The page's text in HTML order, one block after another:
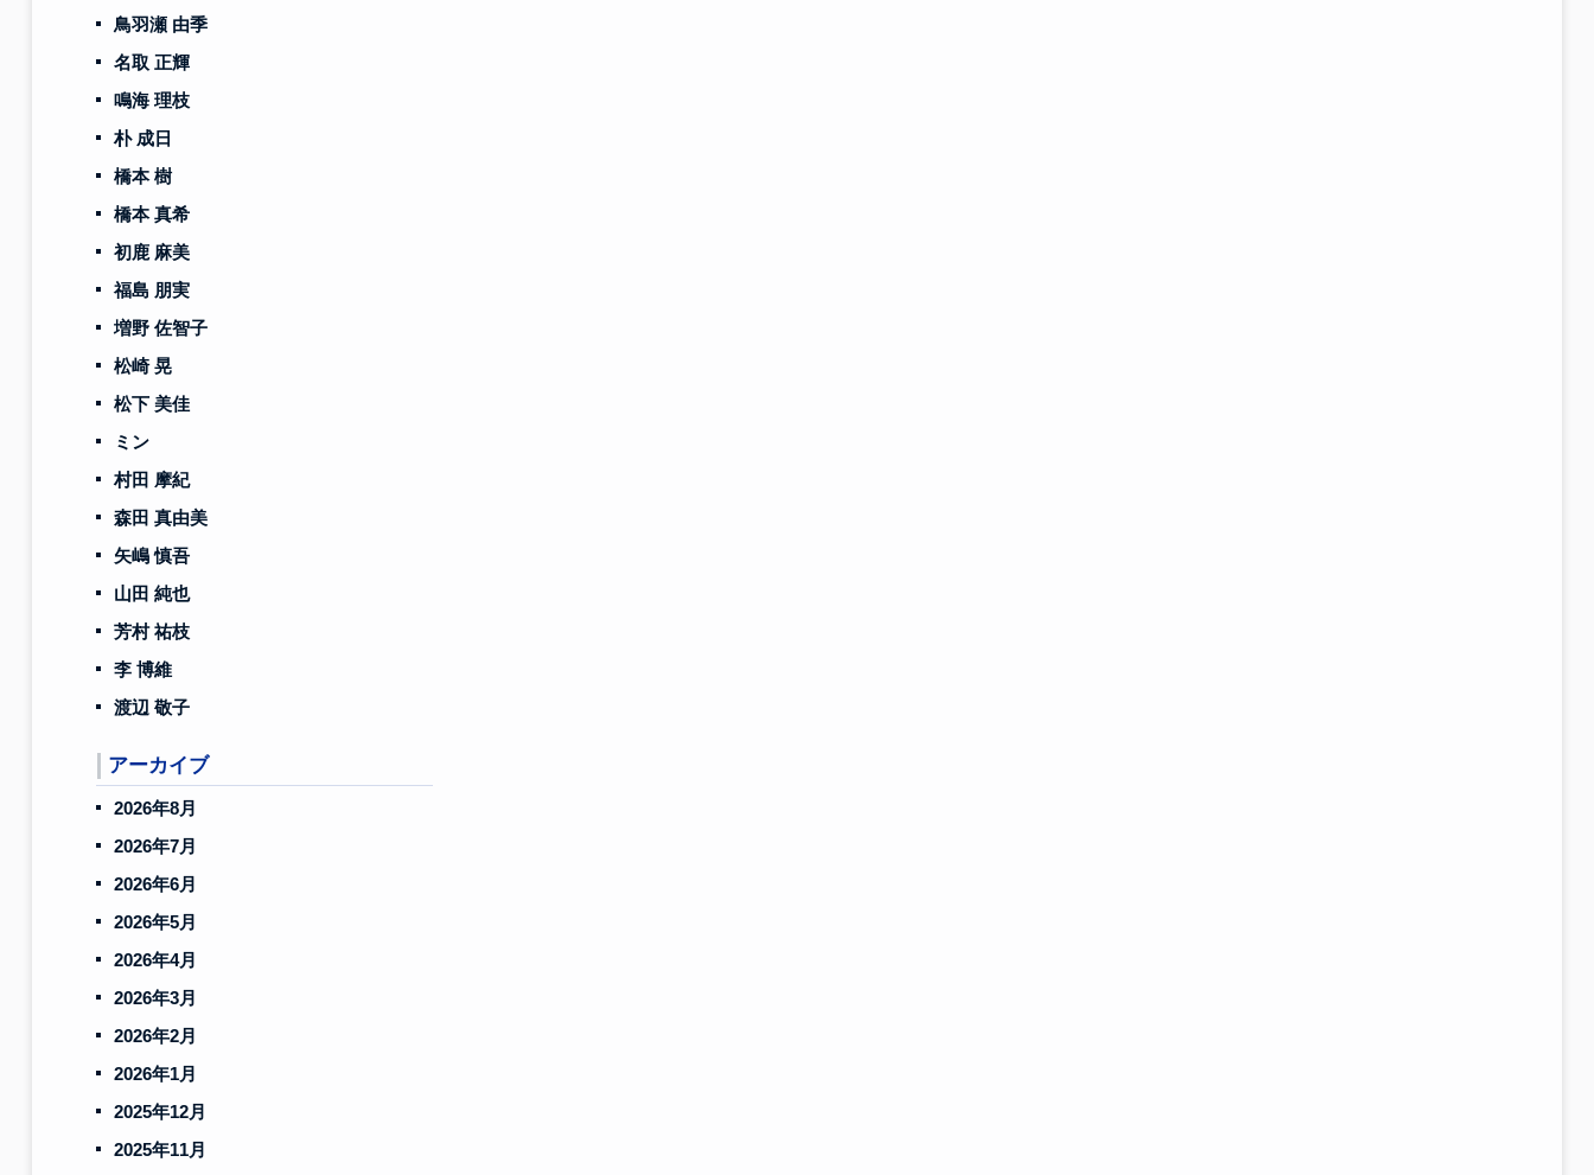
鳥羽瀬 由季
名取 正輝
鳴海 理枝
朴 成日
橋本 樹
橋本 真希
初鹿 麻美
福島 朋実
増野 佐智子
松崎 晃
松下 美佳
ミン
村田 摩紀
森田 真由美
矢嶋 慎吾
山田 純也
芳村 祐枝
李 博維
渡辺 敬子
アーカイブ
2026年8月
2026年7月
2026年6月
2026年5月
2026年4月
2026年3月
2026年2月
2026年1月
2025年12月
2025年11月